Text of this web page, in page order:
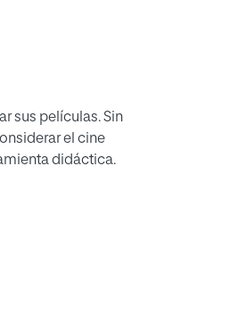
sus películas. Sin
el cine
didáctica.
formar
valores
del cine en